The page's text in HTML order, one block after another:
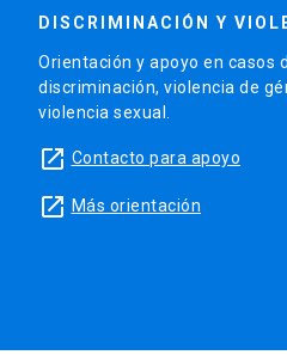
DISCRIMINACIÓN Y
Orientación y apoyo en casos
discriminación, violencia de
violencia sexual.
launch Contacto para apoyo
launch Más orientación